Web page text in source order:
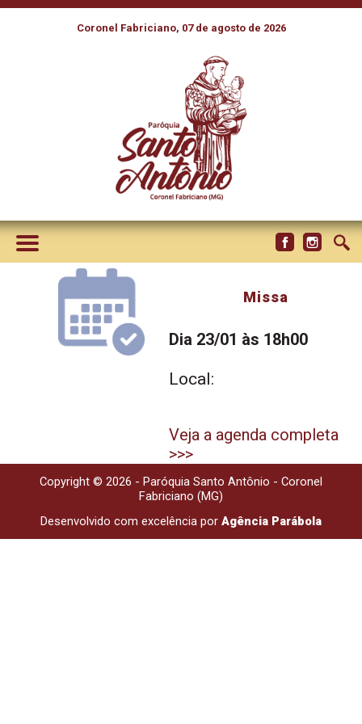
Coronel Fabriciano, 07 de agosto de 2026
Missa
Dia 23/01 às 18h00
Local:
Veja a agenda completa
>>>
Copyright © 2026 - Paróquia Santo Antônio - Coronel
Fabriciano (MG)
Desenvolvido com excelência por Agência Parábola